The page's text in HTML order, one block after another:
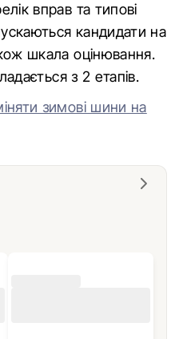
вправ та типові
кандидати на
шкала оцінювання.
з 2 етапів.
зимові шини на